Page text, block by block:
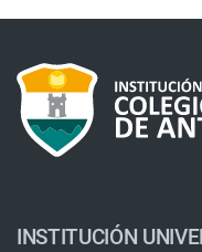
INSTITUCIÓN